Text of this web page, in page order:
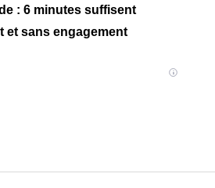
: 6 minutes suffisent
et sans engagement